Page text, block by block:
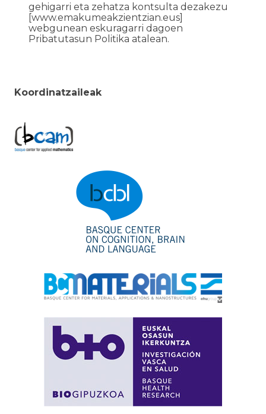
gehigarri eta zehatza kontsulta dezakezu
[www.emakumeakzientzian.eus]
webgunean eskuragarri dagoen
Pribatutasun Politika atalean.
Koordinatzaileak